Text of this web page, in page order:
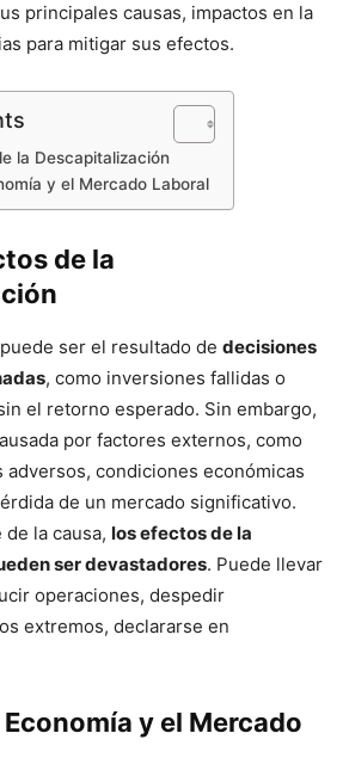
principales causas, impactos en la
para mitigar sus efectos.
la Descapitalización
y el Mercado Laboral
de la
ser el resultado de decisiones
, como inversiones fallidas o
el retorno esperado. Sin embargo,
por factores externos, como
condiciones económicas
de un mercado significativo.
la causa, los efectos de la
ser devastadores. Puede llevar
operaciones, despedir
extremos, declararse en
y el Mercado